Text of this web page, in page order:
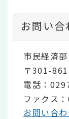
お問い合
市民経済
〒301-
電話：
ファクス
お問い合